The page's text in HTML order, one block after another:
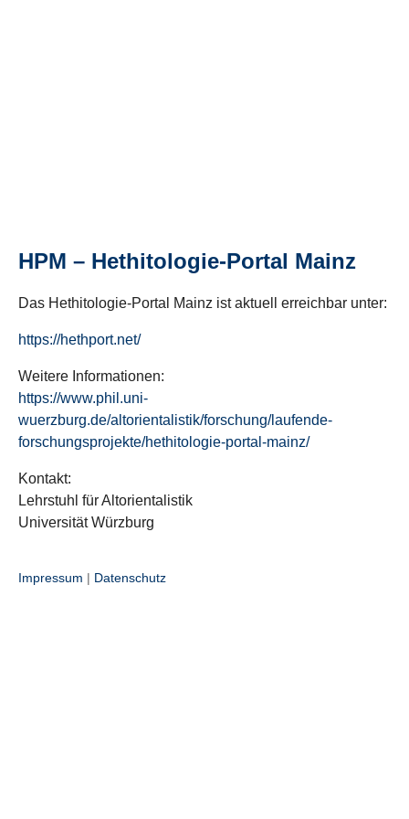
HPM – Hethitologie-Portal Mainz
Das Hethitologie-Portal Mainz ist aktuell erreichbar unter:
https://hethport.net/
Weitere Informationen:
https://www.phil.uni-
wuerzburg.de/altorientalistik/forschung/laufende-
forschungsprojekte/hethitologie-portal-mainz/
Kontakt:
Lehrstuhl für Altorientalistik
Universität Würzburg
Impressum | Datenschutz